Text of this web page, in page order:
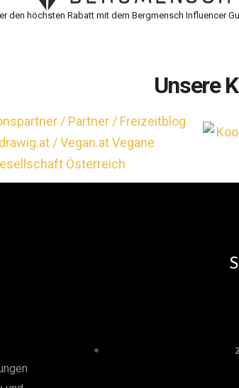
den höchsten Rabatt mit dem Bergmensch Influencer
Unsere